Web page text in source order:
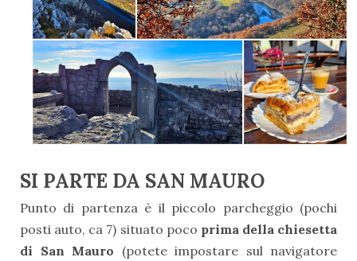
SI PARTE DA SAN MAURO
Punto di partenza è il piccolo parcheggio (pochi
posti auto, ca 7) situato poco prima della chiesetta
di San Mauro (potete impostare sul navigatore